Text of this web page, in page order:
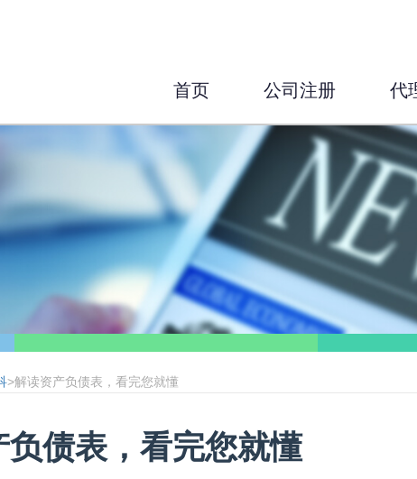
首页 公司注册 代
>解读资产负债表，看完您就懂
负债表，看完您就懂